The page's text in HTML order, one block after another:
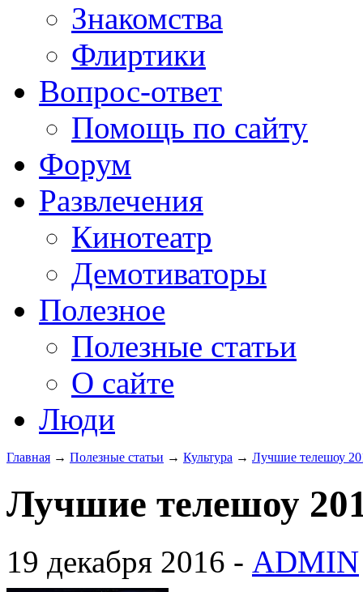
Знакомства
Флиртики
Вопрос-ответ
Помощь по сайту
Форум
Развлечения
Кинотеатр
Демотиваторы
Полезное
Полезные статьи
О сайте
Люди
Главная → Полезные статьи → Культура → Лучшие телешоу
Лучшие телешоу
19 декабря 2016 - ADMIN